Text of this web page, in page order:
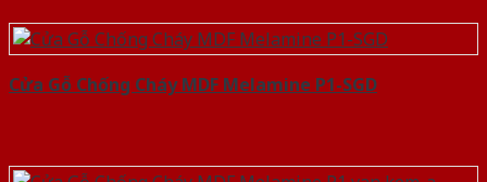
Cửa Gỗ Chống Cháy MDF Melamine P1-SGD